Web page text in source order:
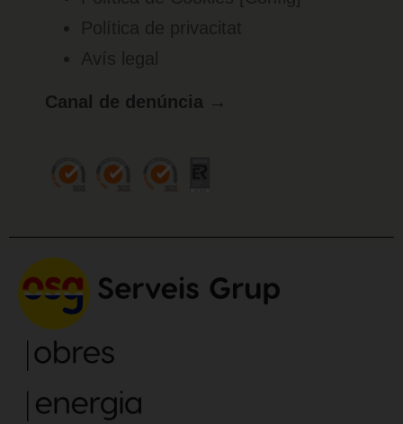
Canal de denúncia →